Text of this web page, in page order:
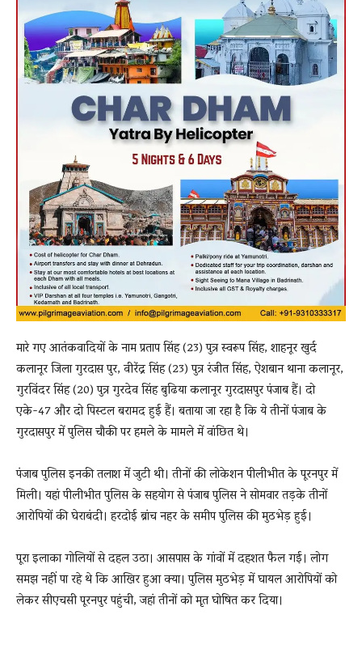
मारे गए आतंकवादियों के नाम प्रताप सिंह (23) पुत्र स्वरूप सिंह, शाहनूर खुर्द
कलानूर जिला गुरदास पुर, वीरेंद्र सिंह (23) पुत्र रंजीत सिंह, ऐशबान थाना कलानूर,
गुरविंदर सिंह (20) पुत्र गुरदेव सिंह बुढिया कलानूर गुरदासपुर पंजाब हैं। दो
एके-47 और दो पिस्टल बरामद हुई हैं। बताया जा रहा है कि ये तीनों पंजाब के
गुरदासपुर में पुलिस चौकी पर हमले के मामले में वांछित थे।
पंजाब पुलिस इनकी तलाश में जुटी थी। तीनों की लोकेशन पीलीभीत के पूरनपुर में
मिली। यहां पीलीभीत पुलिस के सहयोग से पंजाब पुलिस ने सोमवार तड़के तीनों
आरोपियों की घेराबंदी। हरदोई ब्रांच नहर के समीप पुलिस की मुठभेड़ हुई।
पूरा इलाका गोलियों से दहल उठा। आसपास के गांवों में दहशत फैल गई। लोग
समझ नहीं पा रहे थे कि आखिर हुआ क्या। पुलिस मुठभेड़ में घायल आरोपियों को
लेकर सीएचसी पूरनपुर पहुंची, जहां तीनों को मृत घोषित कर दिया।